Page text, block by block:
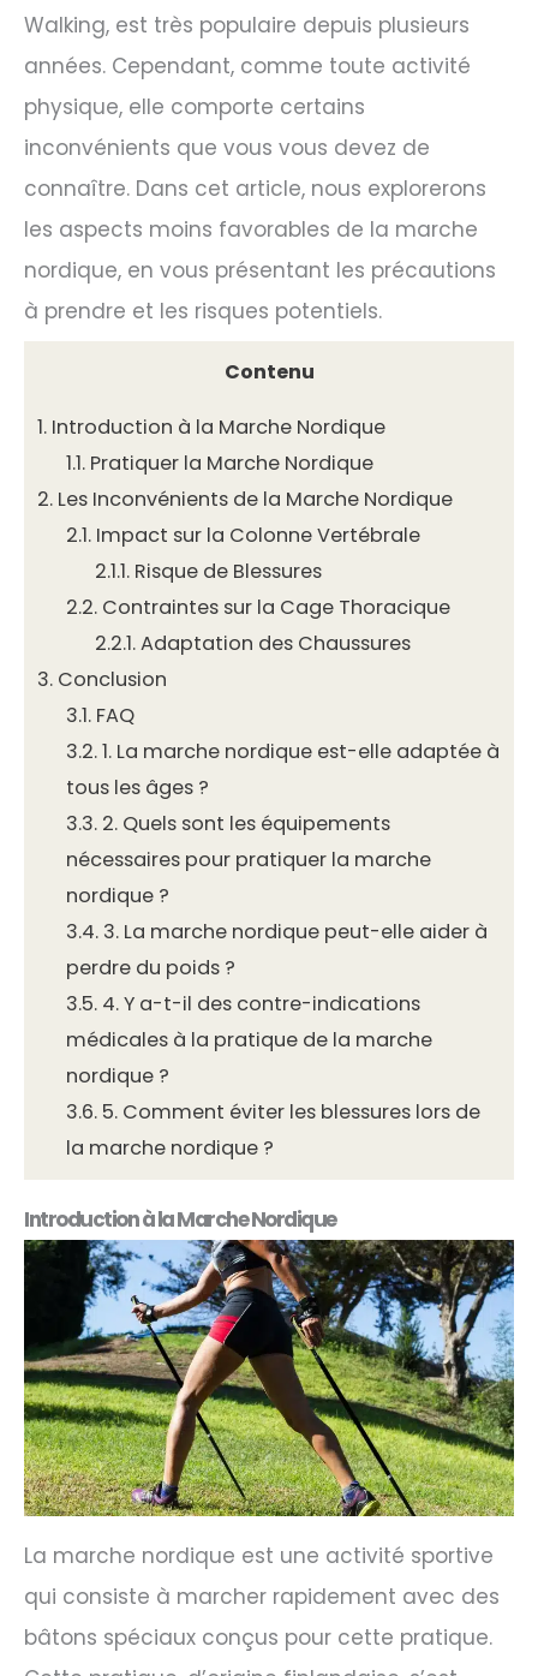
Walking, est très populaire depuis plusieurs
années. Cependant, comme toute activité
physique, elle comporte certains
inconvénients que vous vous devez de
connaître. Dans cet article, nous explorerons
les aspects moins favorables de la marche
nordique, en vous présentant les précautions
à prendre et les risques potentiels.
Contenu
1. Introduction à la Marche Nordique
1.1. Pratiquer la Marche Nordique
2. Les Inconvénients de la Marche Nordique
2.1. Impact sur la Colonne Vertébrale
2.1.1. Risque de Blessures
2.2. Contraintes sur la Cage Thoracique
2.2.1.Adaptation des Chaussures
3. Conclusion
3.1. FAQ
3.2.1. La marche nordique est-elle adaptée à
tous les âges ?
3.3. 2. Quels sont les équipements
nécessaires pour pratiquer la marche
nordique ?
3.4. 3. La marche nordique peut-elle aider à
perdre du poids ?
3.5. 4. Y a-t-il des contre-indications
médicales à la pratique de la marche
nordique ?
3.6. 5. Comment éviter les blessures lors de
la marche nordique ?
Introduction à la Marche Nordique
La marche nordique est une activité sportive
qui consiste à marcher rapidement avec des
bâtons spéciaux conçus pour cette pratique.